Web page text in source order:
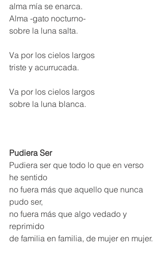
alma mía se enarca.
Alma -gato nocturno-
sobre la luna salta.
Va por los cielos largos
triste y acurrucada.
Va por los cielos largos
sobre la luna blanca.
Pudiera Ser
Pudiera ser que todo lo que en verso
he sentido
no fuera más que aquello que nunca
pudo ser,
no fuera más que algo vedado y
reprimido
de familia en familia, de mujer en mujer.